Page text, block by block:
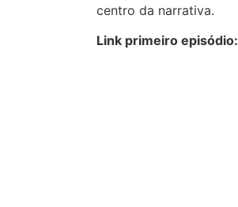
centro da narrativa.
Link primeiro episódio: